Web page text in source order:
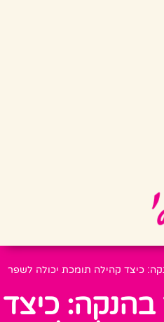
כיצד קהילה תומכת יכולה לשפר
בהנקה: כיצד